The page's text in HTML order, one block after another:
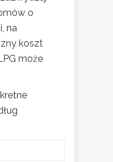
o
na
koszt
może